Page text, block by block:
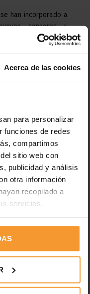
Acerca de las cookies
para personalizar
funciones de redes
compartimos
sitio web con
publicidad y análisis
otra información
recopilado a
servicios.
han incorporado a
sensores y
que recogen para
bomba